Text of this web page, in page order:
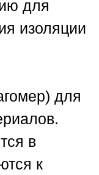
для
изоляции
для
в
к